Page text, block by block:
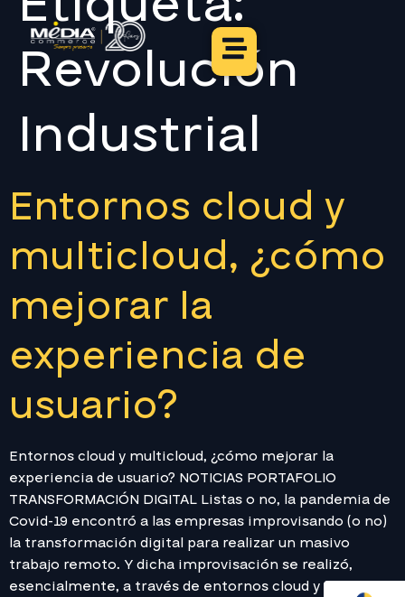
Revolución
Industrial
Entornos cloud y
multicloud, ¿cómo
mejorar la
experiencia de
usuario?
Entornos cloud y multicloud, ¿cómo mejorar la
experiencia de usuario? NOTICIAS PORTAFOLIO
TRANSFORMACIÓN DIGITAL Listas o no, la pandemia de
Covid-19 encontró a las empresas improvisando (o no)
la transformación digital para realizar un masivo
trabajo remoto. Y dicha improvisación se realizó,
esencialmente, a través de entornos cloud y